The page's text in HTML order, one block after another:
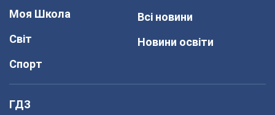
Моя Школа
Світ
Спорт
Всі новини
Новини освіти
ГДЗ